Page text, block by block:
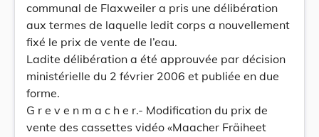
communal de Flaxweiler a pris une délibération
aux termes de laquelle ledit corps a nouvellement
fixé le prix de vente de l’eau.
Ladite délibération a été approuvée par décision
ministérielle du 2 février 2006 et publiée en due
forme.
G r e v e n m a c h e r.- Modification du prix de
vente des cassettes vidéo «Maacher Fräiheet